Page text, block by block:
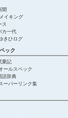
聞
イキング
ス
カ一代
きひログ
ック
乗記
ールスペック
語辞典
ーパーリンク集